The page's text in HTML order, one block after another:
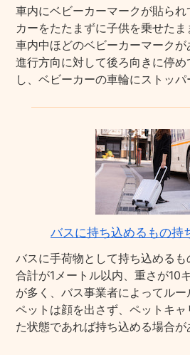
車内にベビーカーマークが貼ら
カーをたたまずに子供を乗せたま
車内中ほどのベビーカーマーク
進行方向に対して後ろ向きに停
し、ベビーカーの車輪にストッパ
バスに持ち込めるもの持
バスに手荷物として持ち込める
合計が1メートル以内、重さが10
が多く、バス事業者によってルー
ペットは顔を出さず、ペットキ
た状態であれば持ち込める場合が